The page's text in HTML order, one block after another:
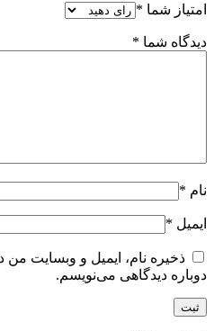
امتیاز شما *
دیدگاه شما *
نام *
ایمیل *
ذخیره نام، ایمیل و وبسایت
دوباره دیدگاهی می‌نویسم.